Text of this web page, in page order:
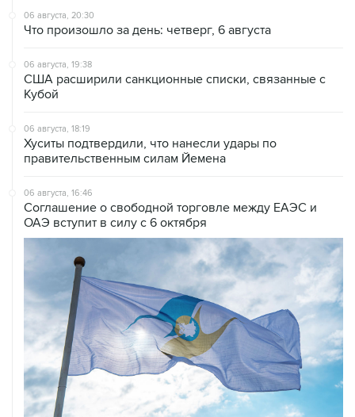
06 августа, 20:30
Что произошло за день: четверг, 6 августа
06 августа, 19:38
США расширили санкционные списки, связанные с
Кубой
06 августа, 18:19
Хуситы подтвердили, что нанесли удары по
правительственным силам Йемена
06 августа, 16:46
Соглашение о свободной торговле между ЕАЭС и
ОАЭ вступит в силу с 6 октября